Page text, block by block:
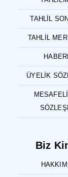
TAHLIL
TAHLIL
ÜYELIK
Biz